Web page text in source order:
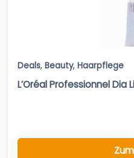
Deals, Beauty, Haarpflege
L’Oréal Professionnel Dia